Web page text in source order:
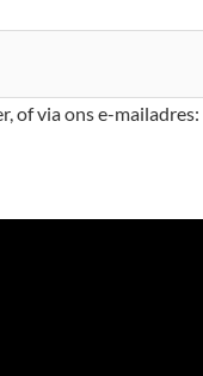
of via ons e-mailadres: